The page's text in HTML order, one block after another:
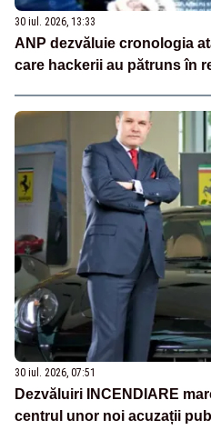
30 iul. 2026, 13:33
ANP dezvăluie cronologia
care hackerii au pătruns în
30 iul. 2026, 07:51
Dezvăluiri INCENDIARE
centrul unor noi acuzații